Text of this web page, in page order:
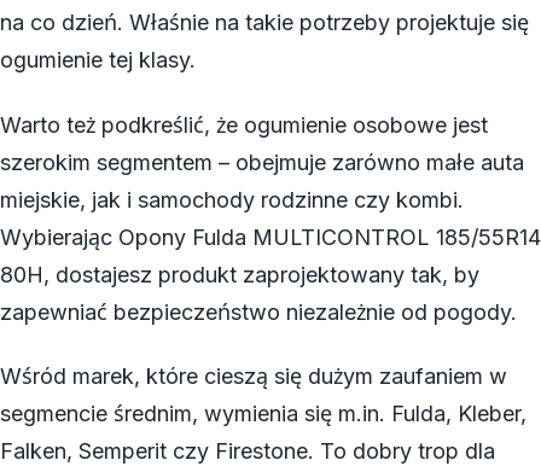
na co dzień. Właśnie na takie potrzeby projektuje się
ogumienie tej klasy.
Warto też podkreślić, że ogumienie osobowe jest
szerokim segmentem – obejmuje zarówno małe auta
miejskie, jak i samochody rodzinne czy kombi.
Wybierając Opony Fulda MULTICONTROL 185/55R14
80H, dostajesz produkt zaprojektowany tak, by
zapewniać bezpieczeństwo niezależnie od pogody.
Wśród marek, które cieszą się dużym zaufaniem w
segmencie średnim, wymienia się m.in. Fulda, Kleber,
Falken, Semperit czy Firestone. To dobry trop dla